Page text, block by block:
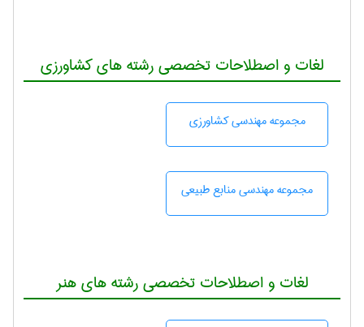
لغات و اصطلاحات تخصصی رشته های کشاورزی
مجموعه مهندسی كشاورزی
مجموعه مهندسی منابع طبيعی
لغات و اصطلاحات تخصصی رشته های هنر